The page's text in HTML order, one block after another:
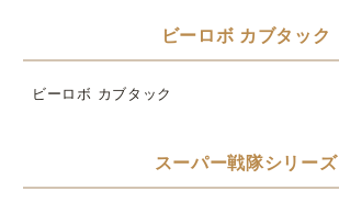
ビーロボ カブタック
ビーロボ カブタック
スーパー戦隊シリーズ